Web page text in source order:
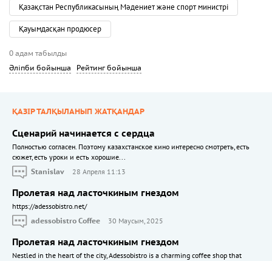
Қазақстан Республикасының Мәдениет және спорт министрі
Қауымдасқан продюсер
0 адам табылды
Әліпби бойынша
Рейтинг бойынша
ҚАЗІР ТАЛҚЫЛАНЫП ЖАТҚАНДАР
Сценарий начинается с сердца
Полностью согласен. Поэтому казахстанское кино интересно смотреть, есть
сюжет, есть уроки и есть хорошие...
Stanislav
28 Апреля 11:13
Пролетая над ласточкиным гнездом
https://adessobistro.net/
adessobistro Coffee
30 Маусым, 2025
Пролетая над ласточкиным гнездом
Nestled in the heart of the city, Adessobistro is a charming coffee shop that